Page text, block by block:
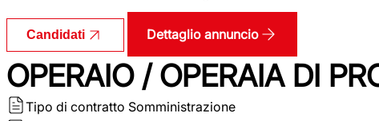
Candidati Dettaglio annuncio
OPERAIO / OPERAIA DI
Tipo di contratto Somministrazione